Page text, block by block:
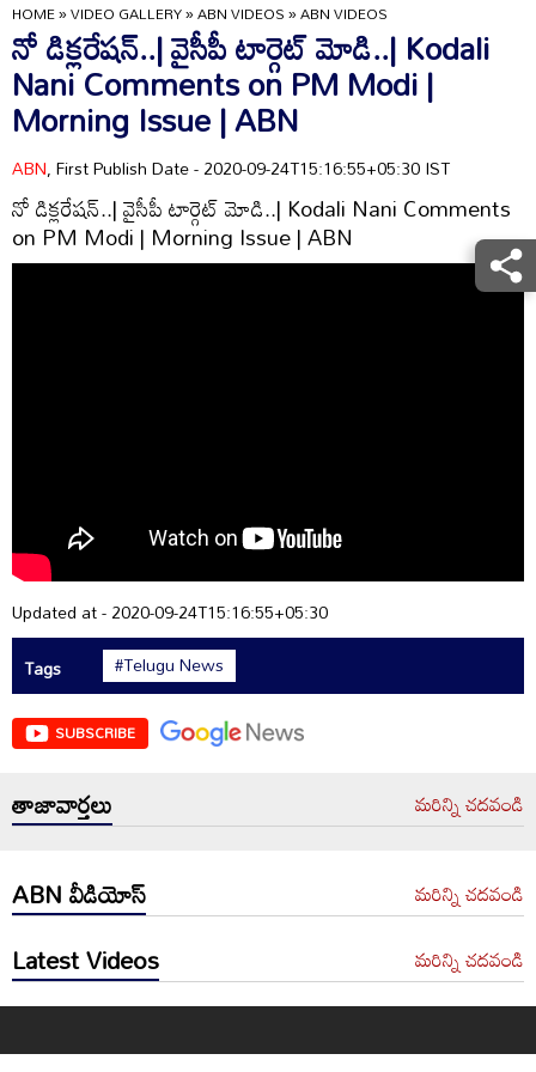
HOME»VIDEO GALLERY»ABN VIDEOS»ABN VIDEOS
నో డిక్లరేషన్..| వైసీపీ టార్గెట్ మోడి..| Kodali
Nani Comments on PM Modi |
Morning Issue | ABN
ABN, First Publish Date - 2020-09-24T15:16:55+05:30 IST
నో డిక్లరేషన్..| వైసీపీ టార్గెట్ మోడి..| Kodali Nani Comments
on PM Modi | Morning Issue | ABN
Updated at - 2020-09-24T15:16:55+05:30
Tags
#Telugu News
SUBSCRIBE
తాజావార్తలు మరిన్ని చదవండి
ABN వీడియోస్ మరిన్ని చదవండి
Latest Videos మరిన్ని చదవండి